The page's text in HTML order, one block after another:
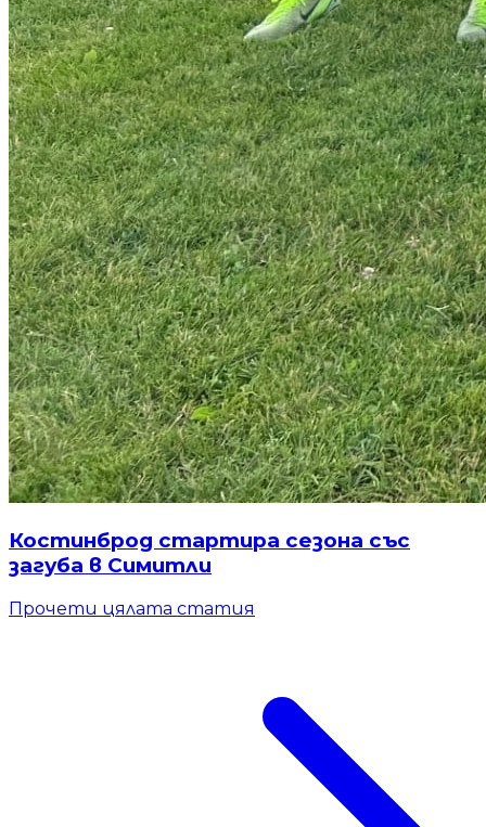
Костинброд стартира сезона със
загуба в Симитли
Прочети цялата статия